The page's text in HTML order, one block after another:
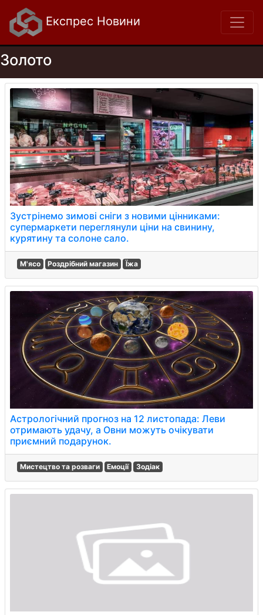
Експрес Новини
Золото
Зустрінемо зимові сніги з новими цінниками:
супермаркети переглянули ціни на свинину,
курятину та солоне сало.
М'ясо Роздрібний магазин Їжа
Астрологічний прогноз на 12 листопада: Леви
отримають удачу, а Овни можуть очікувати
приємний подарунок.
Мистецтво та розваги Емоції Зодіак